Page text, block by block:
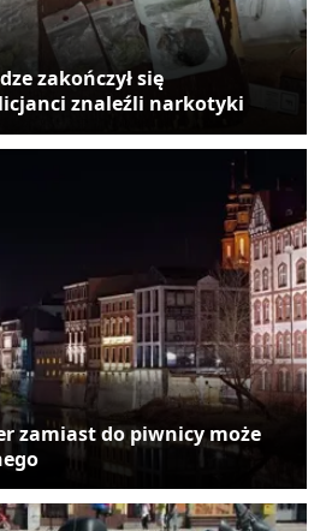
zakończył się
znaleźli narkotyki
zamiast do piwnicy może